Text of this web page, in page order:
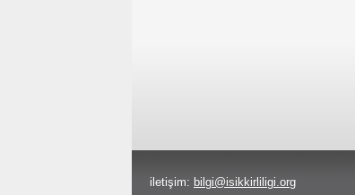
iletişim: bilgi@isikkirliligi.org